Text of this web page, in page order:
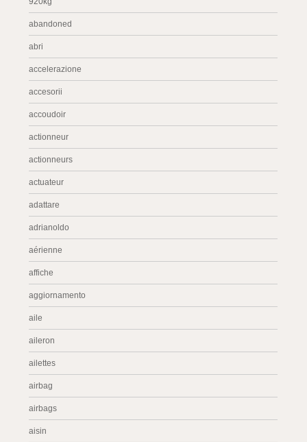
abandoned
abri
accelerazione
accesorii
accoudoir
actionneur
actionneurs
actuateur
adattare
adrianoldo
aérienne
affiche
aggiornamento
aile
aileron
ailettes
airbag
airbags
aisin